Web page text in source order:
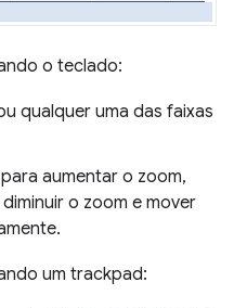
o teclado:
qualquer uma das faixas
para aumentar o zoom,
o zoom e mover
um trackpad: